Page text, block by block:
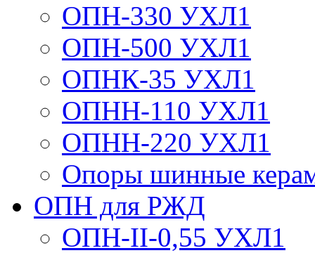
ОПН-330 УХЛ1
ОПН-500 УХЛ1
ОПНК-35 УХЛ1
ОПНН-110 УХЛ1
ОПНН-220 УХЛ1
Опоры шинные
ОПН для РЖД
ОПН-II-0,55 УХЛ1